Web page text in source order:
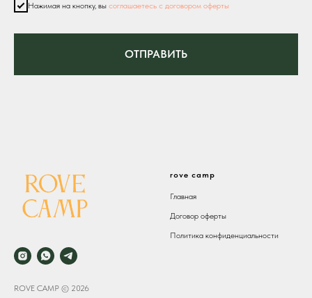
Нажимая на кнопку, вы соглашаетесь с договором оферты
ОТПРАВИТЬ
ROVE CAMP © 2026
rove camp
Главная
Договор оферты
Политика конфиденциальности